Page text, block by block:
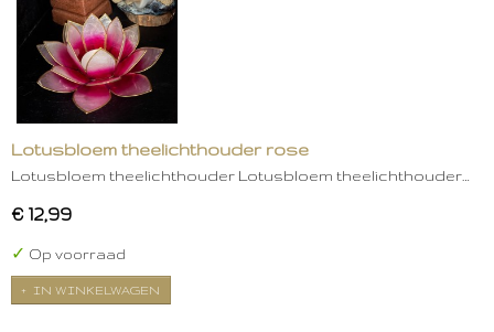
Lotusbloem theelichthouder rose
Lotusbloem theelichthouder Lotusbloem theelichthouder…
€ 12,99
✓ Op voorraad
IN WINKELWAGEN